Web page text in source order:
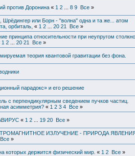
против Доронина « 1 2... 8 9 Все»
Шрёдингер или Борн - "волна" одна и та же... атом
орбиталь, « 1 2... 20 21 Все»
принципа относительности при неупругом
1 2... 20 21 Все»
теория квантовой гравитации без фона.
парадокс» и его решение
с перпендикулярным сведением пучков частиц.
асимметрия? « 1 2 3 4 Все»
« 1 2... 19 20 Все»
ИЗЛУЧЕНИЕ - ПРИРОДА
Все»
которых держится физический мир. « 1 2 Все»